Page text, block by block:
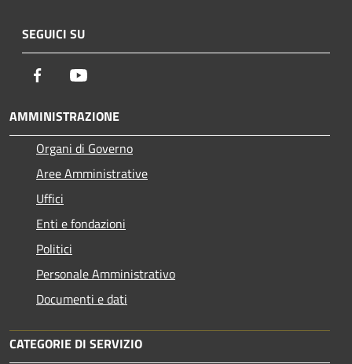
SEGUICI SU
Facebook
AMMINISTRAZIONE
Organi di Governo
Aree Amministrative
Uffici
Enti e fondazioni
Politici
Personale Amministrativo
Documenti e dati
CATEGORIE DI SERVIZIO